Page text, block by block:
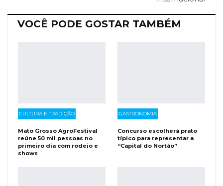
VOCÊ PODE GOSTAR TAMBÉM
CULTURA E TRADIÇÃO
Mato Grosso AgroFestival
reúne 50 mil pessoas no
primeiro dia com rodeio e
shows
GASTRONOMIA
Concurso escolherá prato
típico para representar a
“Capital do Nortão”